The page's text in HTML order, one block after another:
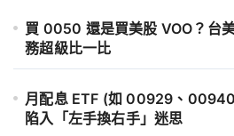
買 0050 還是買美股 VOO？台
務超級比一比
月配息 ETF (如 00929、
陷入「左手換右手」迷思